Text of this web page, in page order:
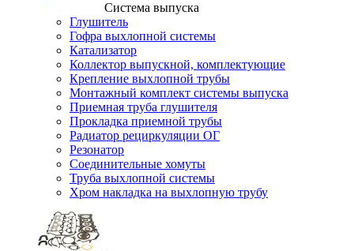
Система выпуска
Глушитель
Гофра выхлопной системы
Катализатор
Коллектор выпускной, комплектующие
Крепление выхлопной трубы
Монтажный комплект системы выпуска
Приемная труба глушителя
Прокладка приемной трубы
Радиатор рециркуляции ОГ
Резонатор
Соединительные хомуты
Труба выхлопной системы
Хром накладка на выхлопную трубу